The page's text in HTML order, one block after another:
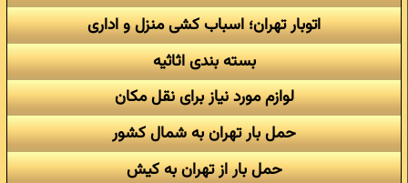
اتوبار تهران؛ اسباب کشی منزل و اداری
بسته بندی اثاثیه
لوازم مورد نیاز برای نقل مکان
حمل بار تهران به شمال کشور
حمل بار از تهران به کیش